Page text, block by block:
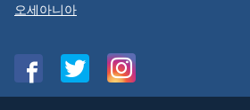
오세아니아